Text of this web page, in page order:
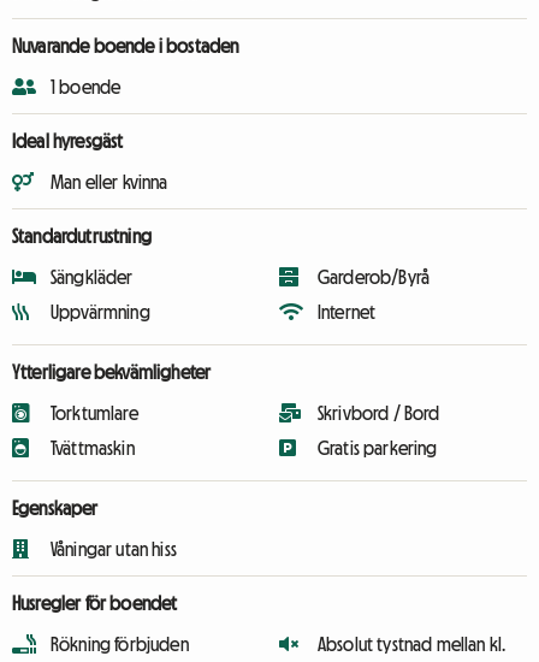
Nuvarande boende i bostaden
1 boende
Ideal hyresgäst
Man eller kvinna
Standardutrustning
Sängkläder
Uppvärmning
Garderob/Byrå
Internet
Ytterligare bekvämligheter
Torktumlare
Tvättmaskin
Skrivbord / Bord
Gratis parkering
Egenskaper
Våningar utan hiss
Husregler för boendet
Rökning förbjuden
Absolut tystnad mellan kl.